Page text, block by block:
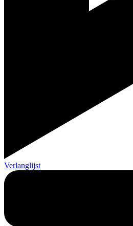
Verlanglijst